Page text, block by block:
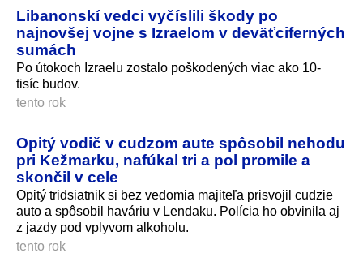
Libanonskí vedci vyčíslili škody po
najnovšej vojne s Izraelom v deväťciferných
sumách
Po útokoch Izraelu zostalo poškodených viac ako 10-
tisíc budov.
tento rok
Opitý vodič v cudzom aute spôsobil nehodu
pri Kežmarku, nafúkal tri a pol promile a
skončil v cele
Opitý tridsiatnik si bez vedomia majiteľa prisvojil cudzie
auto a spôsobil haváriu v Lendaku. Polícia ho obvinila aj
z jazdy pod vplyvom alkoholu.
tento rok